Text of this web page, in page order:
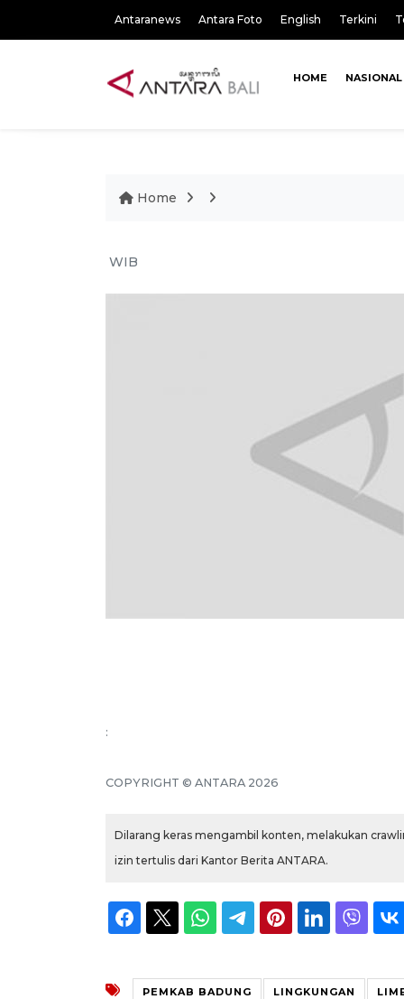
Antaranews Antara Foto English Terkini
HOME NASIONAL
Home
WIB
:
COPYRIGHT © ANTARA 2026
Dilarang keras mengambil konten, melakukan
izin tertulis dari Kantor Berita ANTARA.
PEMKAB BADUNG LINGKUNGAN